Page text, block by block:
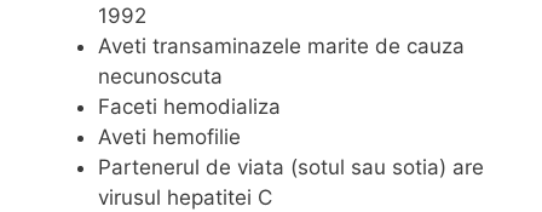
1992
Aveti transaminazele marite de cauza
necunoscuta
Faceti hemodializa
Aveti hemofilie
Partenerul de viata (sotul sau sotia) are
virusul hepatitei C